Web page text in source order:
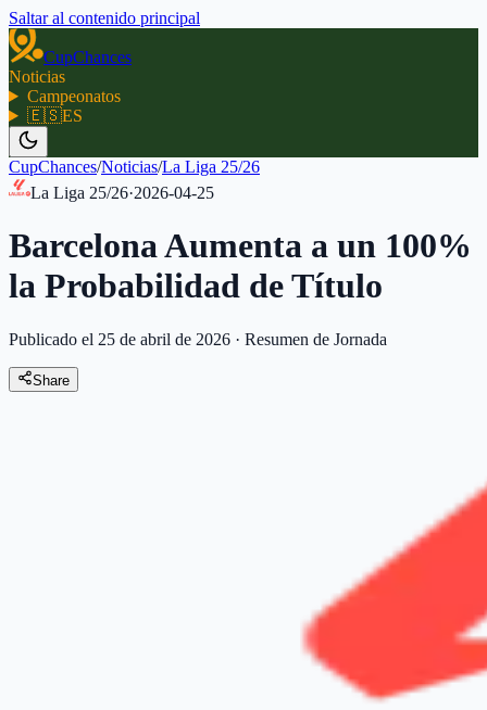
Saltar al contenido principal
CupChances
Noticias
Campeonatos
🇪🇸ES
CupChances/Noticias/La Liga 25/26
La Liga 25/26·2026-04-25
Barcelona Aumenta a un 100%
la Probabilidad de Título
Publicado el 25 de abril de 2026 · Resumen de Jornada
Share